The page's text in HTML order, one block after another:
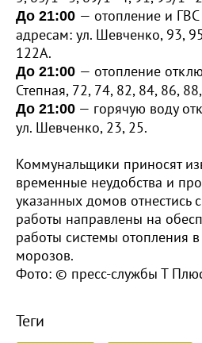
До 21:00 — отопление и
адресам: ул. Шевченко, 93,
122А.
До 21:00 — отопление
Степная, 72, 74, 82, 84, 86,
До 21:00 — горячую воду
ул. Шевченко, 23, 25.
Коммунальщики приносят
временные неудобства и
указанных домов отнестись
работы направлены на
работы системы отопления
морозов.
Фото: © пресс-службы Т
Теги